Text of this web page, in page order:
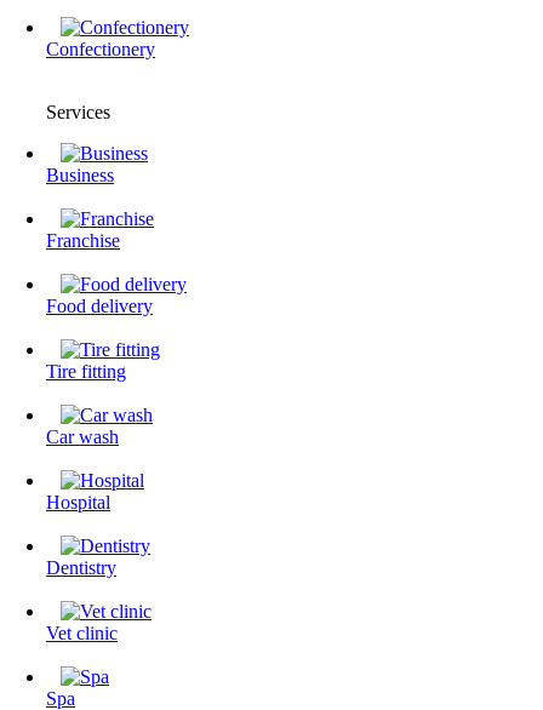
Confectionery
Services
Business
Franchise
Food delivery
Tire fitting
Сar wash
Hospital
Dentistry
Vet clinic
Spa